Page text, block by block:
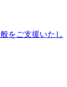
をご支援いたし